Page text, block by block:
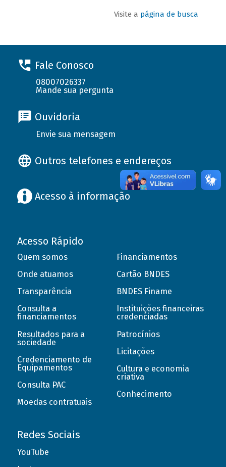
Visite a página de busca
Fale Conosco
08007026337
Mande sua pergunta
Ouvidoria
Envie sua mensagem
Outros telefones e endereços
Acesso à informação
Acesso Rápido
Quem somos
Onde atuamos
Transparência
Consulta a
financiamentos
Resultados para a
sociedade
Credenciamento de
Equipamentos
Consulta PAC
Moedas contratuais
Financiamentos
Cartão BNDES
BNDES Finame
Instituições financeiras
credenciadas
Patrocínios
Licitações
Cultura e economia
criativa
Conhecimento
Redes Sociais
YouTube